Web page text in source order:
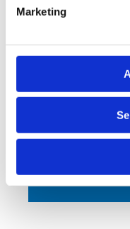
Marketing
Minivoetbal
Kevin Van de
Stuur een
MVC
Stuur een